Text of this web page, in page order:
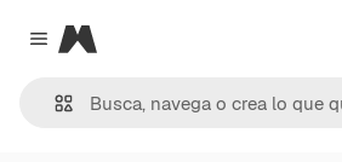
Close menu
Magnific